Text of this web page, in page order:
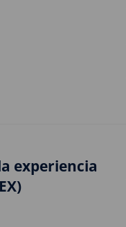
experiencia